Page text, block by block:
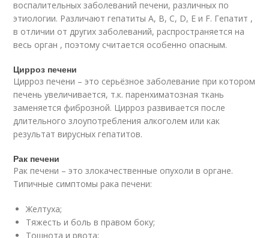
воспалительных заболеваний печени, различных по
этиологии. Различают гепатиты A, B, C, D, E и F. Гепатит ,
в отличии от других заболеваний, распространяется на
весь орган , поэтому считается особенно опасным.
Цирроз печени
Цирроз печени – это серьёзное заболевание при котором
печень увеличивается, т.к. паренхиматозная ткань
заменяется фиброзной. Цирроз развивается после
длительного злоупотребления алкоголем или как
результат вирусных гепатитов.
Рак печени
Рак печени – это злокачественные опухоли в органе.
Типичные симптомы рака печени:
Желтуха;
Тяжесть и боль в правом боку;
Тошнота и рвота;